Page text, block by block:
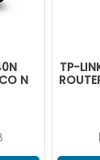
N
TP-